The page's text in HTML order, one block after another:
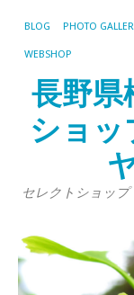
BLOG PHOTO
WEBSHOP
長野県
ショ
セレクトショッ